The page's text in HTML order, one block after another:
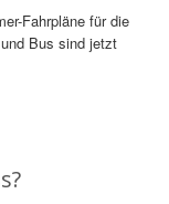
Fahrpläne für die
Bus sind jetzt